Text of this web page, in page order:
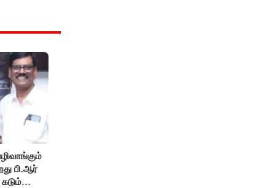
பி.ஆர்